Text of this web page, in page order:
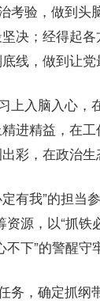
考验，做到头
决；经得起
线，做到让党
上入脑入心，
进精益，在工
彩，在政治生
有我”的担当
资源，以“抓铁
下”的警醒守
务，确定抓纲